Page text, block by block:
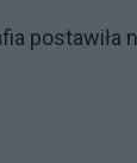
postawiła